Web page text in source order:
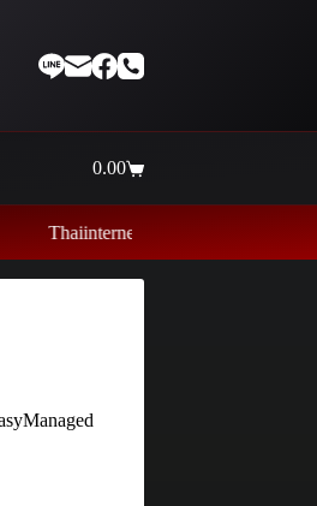
Shopping
0.00
ศูนย์รวมอุปกรณ์เน็ตเวิร์ค ไอ